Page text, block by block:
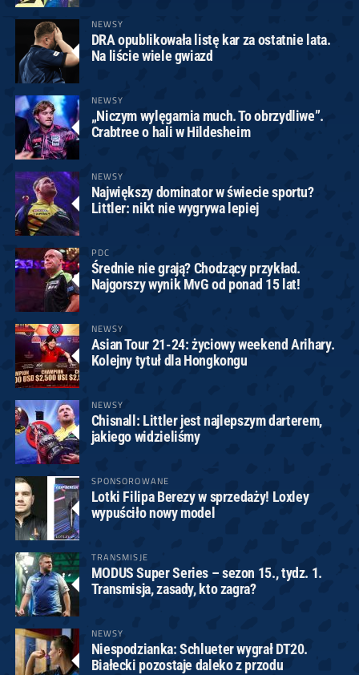
NEWSY
DRA opublikowała listę kar za ostatnie lata.
Na liście wiele gwiazd
NEWSY
„Niczym wylęgarnia much. To obrzydliwe”.
Crabtree o hali w Hildesheim
NEWSY
Największy dominator w świecie sportu?
Littler: nikt nie wygrywa lepiej
PDC
Średnie nie grają? Chodzący przykład.
Najgorszy wynik MvG od ponad 15 lat!
NEWSY
Asian Tour 21-24: życiowy weekend Arihary.
Kolejny tytuł dla Hongkongu
NEWSY
Chisnall: Littler jest najlepszym darterem,
jakiego widzieliśmy
SPONSOROWANE
Lotki Filipa Berezy w sprzedaży! Loxley
wypuściło nowy model
TRANSMISJE
MODUS Super Series – sezon 15., tydz. 1.
Transmisja, zasady, kto zagra?
NEWSY
Niespodzianka: Schlueter wygrał DT20.
Białecki pozostaje daleko z przodu